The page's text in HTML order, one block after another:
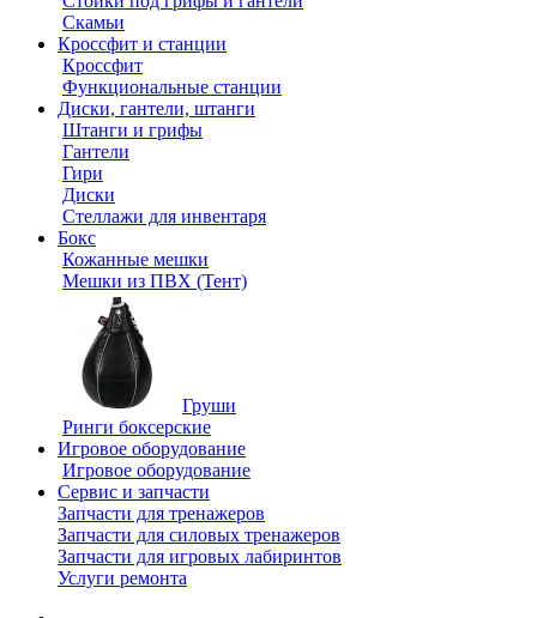
Скамьи
Кроссфит и станции
Кроссфит
Функциональные станции
Диски, гантели, штанги
Штанги и грифы
Гантели
Гири
Диски
Стеллажи для инвентаря
Бокс
Кожанные мешки
Мешки из ПВХ (Тент)
Груши
Ринги боксерские
Игровое оборудование
Игровое оборудование
Сервис и запчасти
Запчасти для тренажеров
Запчасти для силовых тренажеров
Запчасти для игровых лабиринтов
Услуги ремонта